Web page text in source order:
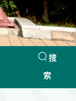
搜
索